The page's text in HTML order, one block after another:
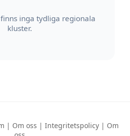
inga tydliga regionala
kluster.
| Om oss | Integritetspolicy | Om